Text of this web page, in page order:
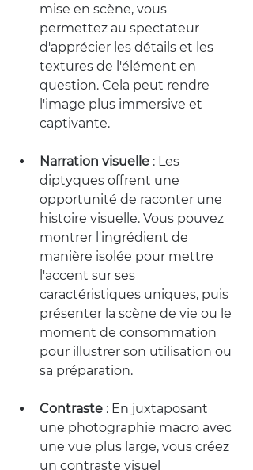
mise en scène, vous
permettez au spectateur
d'apprécier les détails et les
textures de l'élément en
question. Cela peut rendre
l'image plus immersive et
captivante.
Narration visuelle : Les
diptyques offrent une
opportunité de raconter une
histoire visuelle. Vous pouvez
montrer l'ingrédient de
manière isolée pour mettre
l'accent sur ses
caractéristiques uniques, puis
présenter la scène de vie ou le
moment de consommation
pour illustrer son utilisation ou
sa préparation.
Contraste : En juxtaposant
une photographie macro avec
une vue plus large, vous créez
un contraste visuel